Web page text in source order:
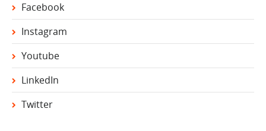
Facebook
Instagram
Youtube
LinkedIn
Twitter